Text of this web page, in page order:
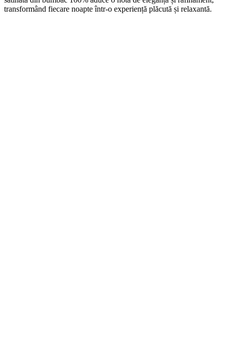
transformând fiecare noapte într-o experiență plăcută și relaxantă.